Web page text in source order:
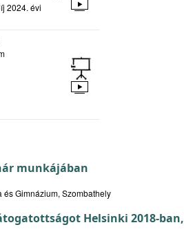
2024. évi
munkájában
Gimnázium, Szombathely
Helsinki 2018-ban,